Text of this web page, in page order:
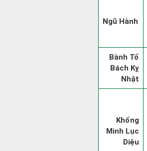
Ngũ Hành
Bành Tổ
Bách Kỵ
Nhật
Khổng
Minh Lục
Diệu